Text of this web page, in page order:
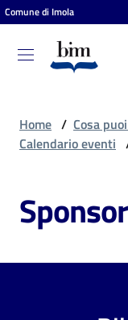
Vai al contenuto
Vai alla navigazione
Vai al footer
Comune di Imola
Biblioteca
comunale
puoi
Home / Cosa
Calendario eventi